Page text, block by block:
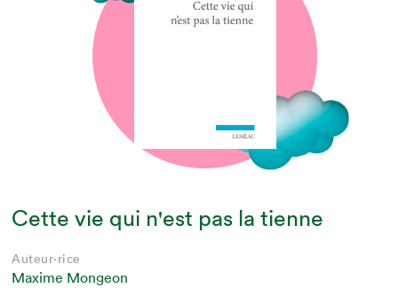
Cette vie qui n'est pas la tienne
Auteur·rice
Maxime Mongeon